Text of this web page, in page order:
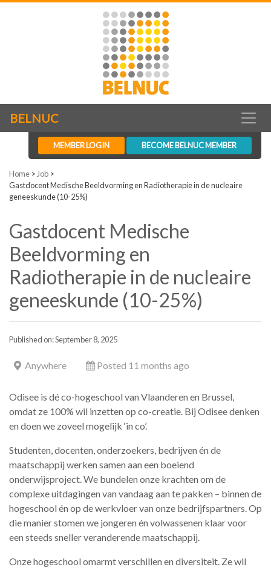
BELNUC
MEMBER LOGIN BECOME BELNUC MEMBER
Home > Job >
Gastdocent Medische Beeldvorming en Radiotherapie in de nucleaire
geneeskunde (10-25%)
Gastdocent Medische
Beeldvorming en
Radiotherapie in de nucleaire
geneeskunde (10-25%)
Published on: September 8, 2025
Anywhere Posted 11 months ago
Odisee is dé co-hogeschool van Vlaanderen en Brussel,
omdat ze 100% wil inzetten op co-creatie. Bij Odisee denken
en doen we zoveel mogelijk ‘in co’.
Studenten, docenten, onderzoekers, bedrijven én de
maatschappij werken samen aan een boeiend
onderwijsproject. We bundelen onze krachten om de
complexe uitdagingen van vandaag aan te pakken – binnen de
hogeschool én op de werkvloer van onze bedrijfspartners. Op
die manier stomen we jongeren én volwassenen klaar voor
een steeds sneller veranderende maatschappij.
Onze hogeschool omarmt verschillen en diversiteit. Ze wil